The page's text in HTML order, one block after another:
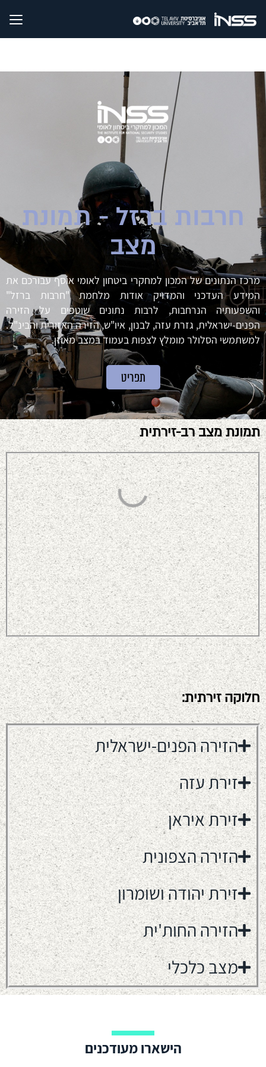
חרבות ברזל - תמונת
מצב
מרכז הנתונים של המכון למחקרי ביטחון לאומי אוסף עבורכם את
המידע העדכני והמדויק אודות מלחמת "חרבות ברזל"
והשפעותיה הנרחבות, לרבות נתונים שוטפים על הזירה
הפנים-ישראלית, גזרת עזה, לבנון, איו"ש, הזירה האזורית והבינ"ל.
למשתמשי הסלולר מומלץ לצפות בעמוד במצב מאוזן.
תפריט
תמונת מצב רב-זירתית
חלוקה זירתית:
הזירה הפנים-ישראלית
זירת עזה
זירת איראן
הזירה הצפונית
זירת יהודה ושומרון
הזירה החות'ית
מצב כלכלי
הישארו מעודכנים